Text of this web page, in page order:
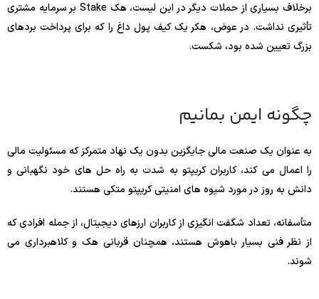
برخلاف بسیاری از حملات دیگر در این لیست، هک Stake بر سرمایه مشتری
تأثیری نداشت. در عوض، هکر یک کیف پول داغ را که برای پرداخت بردهای
بزرگ تعیین شده بود، شکست.
چگونه ایمن بمانیم
به عنوان یک صنعت مالی جایگزین بدون یک نهاد متمرکز که مسئولیت مالی
را اعمال می کند، کاربران کریپتو به شدت به راه حل های خود نگهبانی و
دانش به روز در مورد شیوه های امنیتی کریپتو متکی هستند.
متأسفانه، تعداد شگفت انگیزی از کاربران ارزهای دیجیتال، از جمله افرادی که
از نظر فنی بسیار باهوش هستند، همچنان قربانی هک و کلاهبرداری می
شوند.